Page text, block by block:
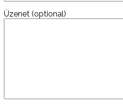
Üzenet (optional)